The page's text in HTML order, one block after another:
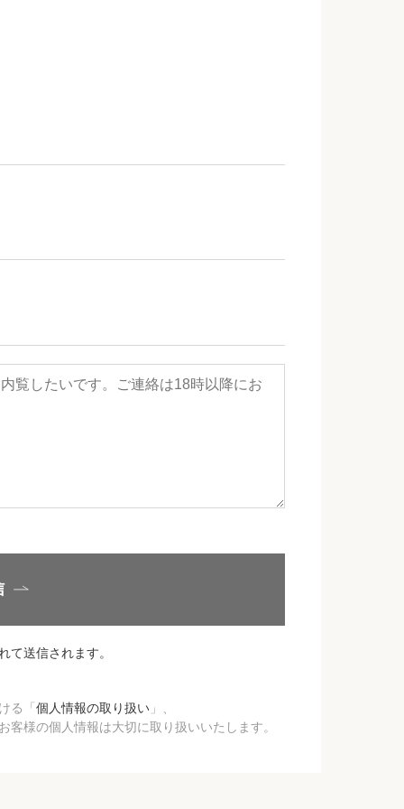
て送信されます。
る「個人情報の取り扱い 」、
客様の個人情報は大切に取り扱いいたします。